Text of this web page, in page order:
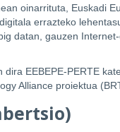
oinarrituta, Euskadi
errazteko
datan, gauzen
EEBEPE-PERTE
Alliance proiektua